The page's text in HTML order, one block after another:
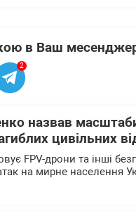
в Ваш
2
назвав
цивільних
FPV-дрони та інші
на мирне населення